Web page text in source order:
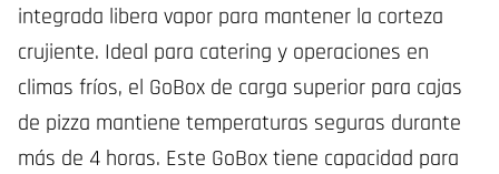
integrada libera vapor para mantener la corteza
crujiente. Ideal para catering y operaciones en
climas fríos, el GoBox de carga superior para cajas
de pizza mantiene temperaturas seguras durante
más de 4 horas. Este GoBox tiene capacidad para